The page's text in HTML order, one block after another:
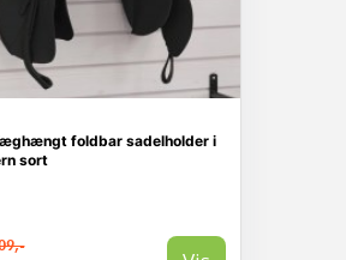
foldbar sadelholder i
sort